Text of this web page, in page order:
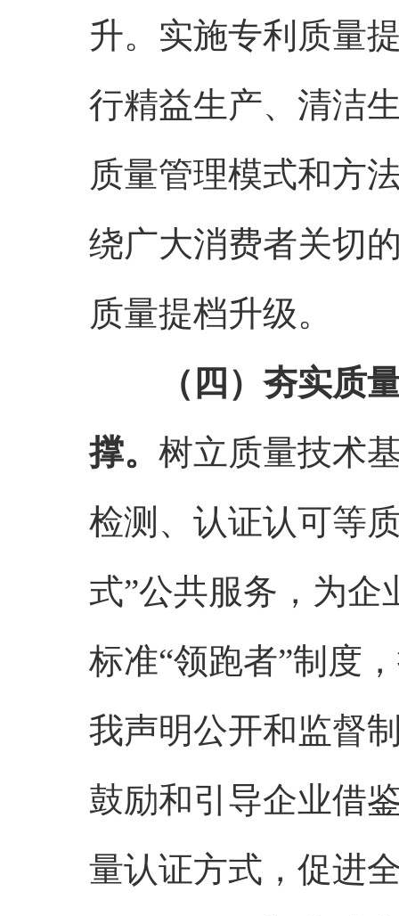
升。实施专利质量
行精益生产、清洁
质量管理模式和方
绕广大消费者关切
质量提档升级。
（四）夯实质
撑。 树立质量技术
检测、认证认可等
式”公共服务，为
标准“领跑者”制度
我声明公开和监督
鼓励和引导企业借
量认证方式，促进